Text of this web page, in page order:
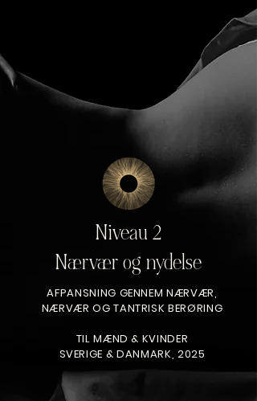
Niveau 2
Nærvær og nydelse
AFPANSNING GENNEM NÆRVÆR,
NÆRVÆR OG TANTRISK BERØRING
TIL MÆND & KVINDER
SVERIGE & DANMARK, 2025